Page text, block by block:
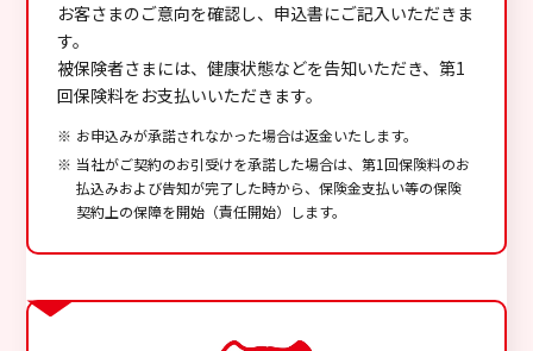
お客さまのご意向を確認し、申込書にご記入いただきま
す。
被保険者さまには、健康状態などを告知いただき、第1
回保険料をお支払いいただきます。
お申込みが承諾されなかった場合は返金いたします。
当社がご契約のお引受けを承諾した場合は、第1回保険料のお
払込みおよび告知が完了した時から、保険金支払い等の保険
契約上の保障を開始（責任開始）します。